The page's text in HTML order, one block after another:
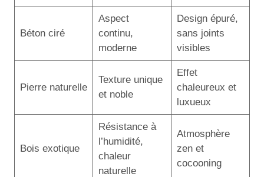
Béton ciré
Aspect
continu,
moderne
Design épuré,
sans joints
visibles
Pierre naturelle
Texture unique
et noble
Effet
chaleureux et
luxueux
Bois exotique
Résistance à
l’humidité,
chaleur
naturelle
Atmosphère
zen et
cocooning